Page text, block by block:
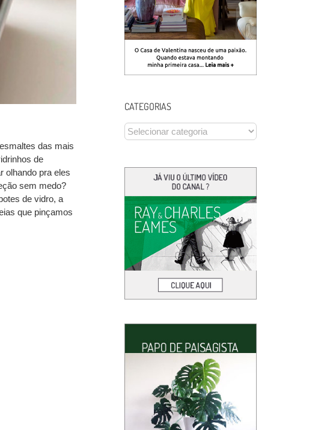
das mais
de
olhando pra eles
sem medo?
de vidro, a
que pinçamos
CATEGORIAS
CATEGORIAS